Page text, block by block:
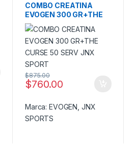
COMBO CREATINA
EVOGEN 300 GR+THE
CURSE 50 SERV JNX
SPORT
$760.00
$875.00
Marca:EVOGEN JNX
SPORTS